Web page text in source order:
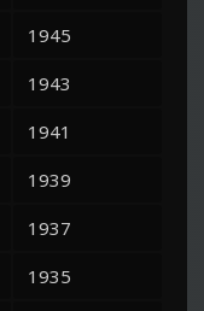
1945
1943
1941
1939
1937
1935